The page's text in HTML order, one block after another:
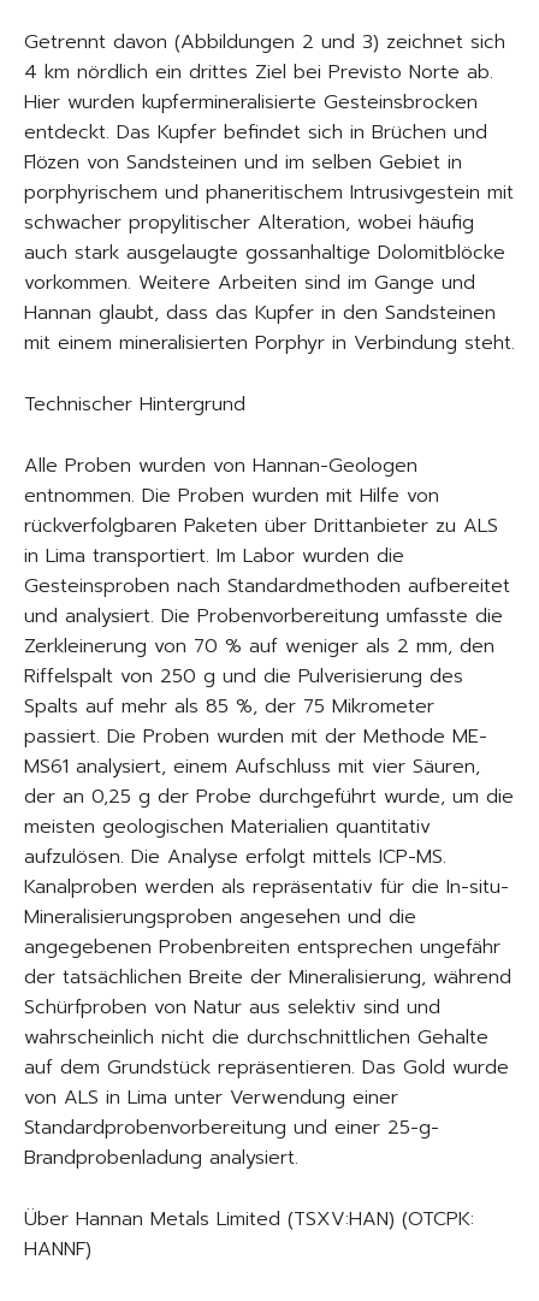
Getrennt davon (Abbildungen 2 und 3) zeichnet sich
4 km nördlich ein drittes Ziel bei Previsto Norte ab.
Hier wurden kupfermineralisierte Gesteinsbrocken
entdeckt. Das Kupfer befindet sich in Brüchen und
Flözen von Sandsteinen und im selben Gebiet in
porphyrischem und phaneritischem Intrusivgestein mit
schwacher propylitischer Alteration, wobei häufig
auch stark ausgelaugte gossanhaltige Dolomitblöcke
vorkommen. Weitere Arbeiten sind im Gange und
Hannan glaubt, dass das Kupfer in den Sandsteinen
mit einem mineralisierten Porphyr in Verbindung steht.
Technischer Hintergrund
Alle Proben wurden von Hannan-Geologen
entnommen. Die Proben wurden mit Hilfe von
rückverfolgbaren Paketen über Drittanbieter zu ALS
in Lima transportiert. Im Labor wurden die
Gesteinsproben nach Standardmethoden aufbereitet
und analysiert. Die Probenvorbereitung umfasste die
Zerkleinerung von 70 % auf weniger als 2 mm, den
Riffelspalt von 250 g und die Pulverisierung des
Spalts auf mehr als 85 %, der 75 Mikrometer
passiert. Die Proben wurden mit der Methode ME-
MS61 analysiert, einem Aufschluss mit vier Säuren,
der an 0,25 g der Probe durchgeführt wurde, um die
meisten geologischen Materialien quantitativ
aufzulösen. Die Analyse erfolgt mittels ICP-MS.
Kanalproben werden als repräsentativ für die In-situ-
Mineralisierungsproben angesehen und die
angegebenen Probenbreiten entsprechen ungefähr
der tatsächlichen Breite der Mineralisierung, während
Schürfproben von Natur aus selektiv sind und
wahrscheinlich nicht die durchschnittlichen Gehalte
auf dem Grundstück repräsentieren. Das Gold wurde
von ALS in Lima unter Verwendung einer
Standardprobenvorbereitung und einer 25-g-
Brandprobenladung analysiert.
Über Hannan Metals Limited (TSXV:HAN) (OTCPK:
HANNF)